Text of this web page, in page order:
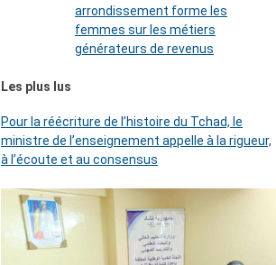
arrondissement forme les
femmes sur les métiers
générateurs de revenus
Les plus lus
Pour la réécriture de l’histoire du Tchad, le
ministre de l’enseignement appelle à la rigueur,
à l’écoute et au consensus